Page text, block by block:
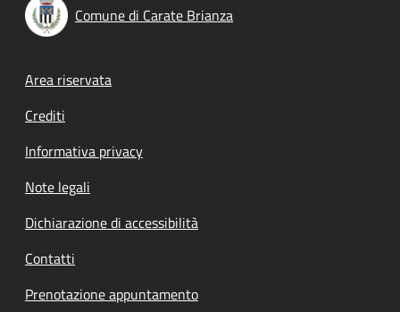
Comune di Carate Brianza
Footer menu
Area riservata
Crediti
Informativa privacy
Note legali
Dichiarazione di accessibilità
Contatti
Prenotazione appuntamento